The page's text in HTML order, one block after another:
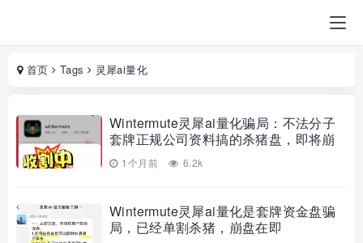
首页 Tags 灵犀ai量化
Wintermute灵犀ai量化骗局：不法分子
套牌正规公司资料搞的杀猪盘，即将崩
盘跑路
1个月前 6.2k
Wintermute灵犀ai量化是套牌资金盘骗
局，已经单割杀猪，崩盘在即